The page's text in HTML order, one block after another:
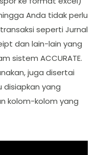
Anda tidak perlu
seperti Jurnal
dan lain-lain yang
sistem ACCURATE.
juga disertai
yang
kolom-kolom yang